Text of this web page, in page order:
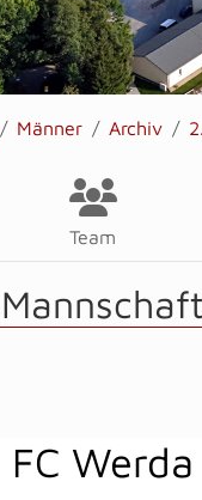
Männer Archiv
Team
FC